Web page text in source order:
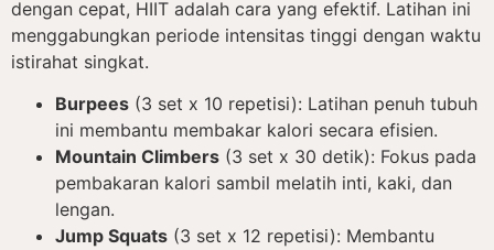
dengan cepat, HIIT adalah cara yang efektif. Latihan ini
menggabungkan periode intensitas tinggi dengan waktu
istirahat singkat.
Burpees (3 set x 10 repetisi): Latihan penuh tubuh
ini membantu membakar kalori secara efisien.
Mountain Climbers (3 set x 30 detik): Fokus pada
pembakaran kalori sambil melatih inti, kaki, dan
lengan.
Jump Squats (3 set x 12 repetisi): Membantu